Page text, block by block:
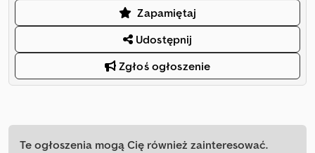
Zapamiętaj
Udostępnij
Zgłoś ogłoszenie
Te ogłoszenia mogą Cię również zainteresować.